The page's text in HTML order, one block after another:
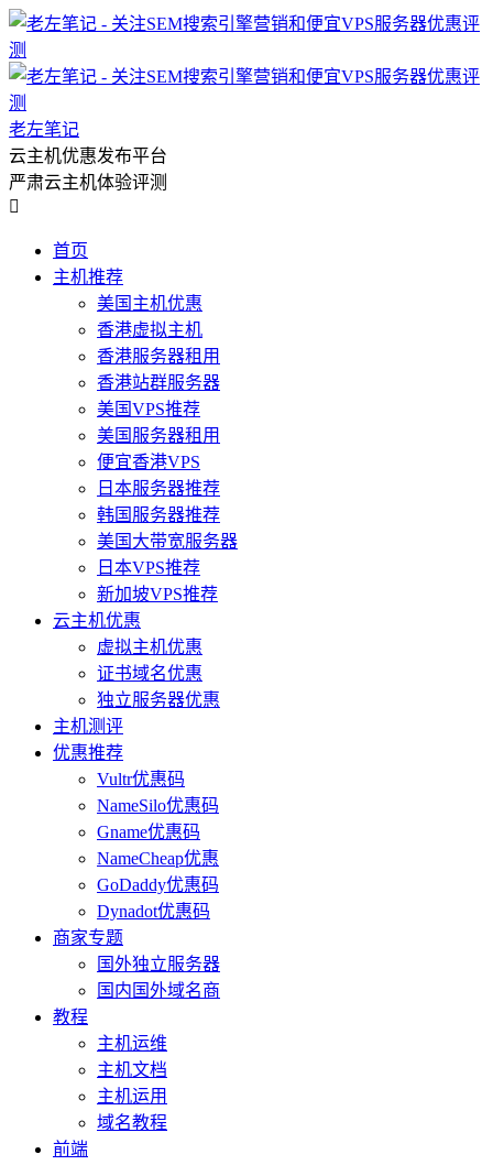
老左笔记
云主机优惠发布平台
严肃云主机体验评测

首页
主机推荐
美国主机优惠
香港虚拟主机
香港服务器租用
香港站群服务器
美国VPS推荐
美国服务器租用
便宜香港VPS
日本服务器推荐
韩国服务器推荐
美国大带宽服务器
日本VPS推荐
新加坡VPS推荐
云主机优惠
虚拟主机优惠
证书域名优惠
独立服务器优惠
主机测评
优惠推荐
Vultr优惠码
NameSilo优惠码
Gname优惠码
NameCheap优惠
GoDaddy优惠码
Dynadot优惠码
商家专题
国外独立服务器
国内国外域名商
教程
主机运维
主机文档
主机运用
域名教程
前端